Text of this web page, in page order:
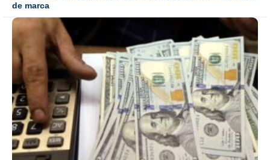
de marca